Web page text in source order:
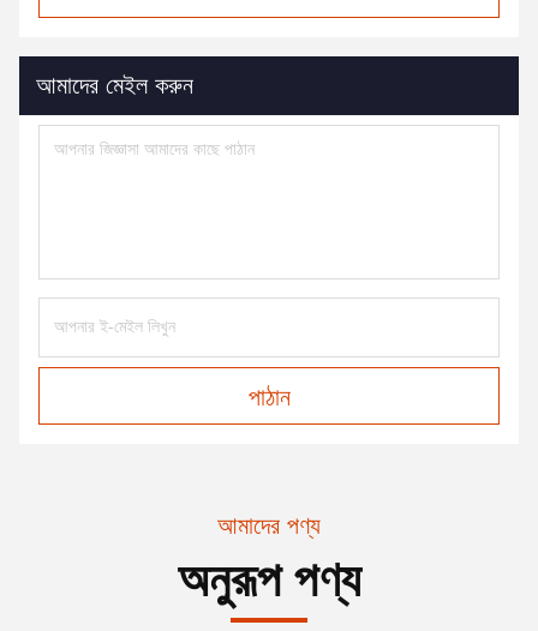
আমাদের মেইল করুন
পাঠান
আমাদের পণ্য
অনুরূপ পণ্য